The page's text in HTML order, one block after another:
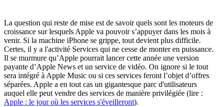
La question qui reste de mise est de savoir quels sont les moteurs de
croissance sur lesquels Apple va pouvoir s’appuyer dans les mois à
venir. Si la machine iPhone se grippe, tout devient plus difficile.
Certes, il y a l'activité Services qui ne cesse de monter en puissance.
Il se murmure qu’Apple pourrait lancer cette année une version
payante d’Apple News et un service de vidéo. On ignore si le tout
sera intégré à Apple Music ou si ces services feront l’objet d’offres
séparées. Apple a en tout cas un gigantesque parc d'utilisateurs
auquel elle peut vendre des services de manière privilégiée (lire :
Apple : le jour où les services s'éveilleront).